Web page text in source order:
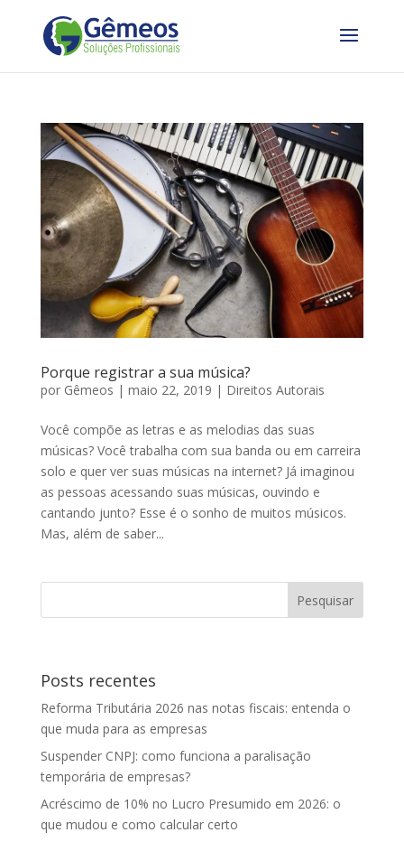
Porque registrar a sua música?
por Gêmeos | maio 22, 2019 | Direitos Autorais
Você compõe as letras e as melodias das suas
músicas? Você trabalha com sua banda ou em carreira
solo e quer ver suas músicas na internet? Já imaginou
as pessoas acessando suas músicas, ouvindo e
cantando junto? Esse é o sonho de muitos músicos.
Mas, além de saber...
Posts recentes
Reforma Tributária 2026 nas notas fiscais: entenda o
que muda para as empresas
Suspender CNPJ: como funciona a paralisação
temporária de empresas?
Acréscimo de 10% no Lucro Presumido em 2026: o
que mudou e como calcular certo